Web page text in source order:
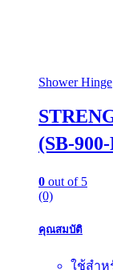
Shower Hinge
(SB-
0 out of 5
(0)
คุณสมบัติ
ใช้สำห